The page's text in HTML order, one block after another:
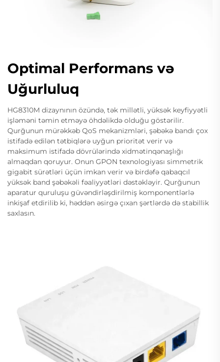
Optimal Performans və
Uğurluluq
HG8310M dizaynının özündə, tək millətli, yüksək keyfiyyətli
işləməni təmin etməyə öhdəlikdə olduğu göstərilir.
Qurğunun mürəkkəb QoS mekanizmləri, şəbəkə bandı çox
istifadə edilən tətbiqlərə uyğun prioritət verir və
maksimum istifadə dövrülərində xidmətinqənaşlığı
almaqdan qoruyur. Onun GPON texnologiyası simmetrik
gigabit sürətləri üçün imkan verir və birdəfə qabaqcıl
yüksək band şəbəkəli fəaliyyətləri dəstəkləyir. Qurğunun
aparatur quruluşu güvəndirləşdirilmiş komponentlərlə
inkişaf etdirilib ki, həddən əsirgə çıxan şərtlərdə də stabillik
saxlasın.